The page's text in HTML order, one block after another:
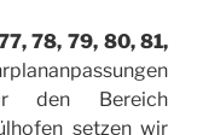
78, 79, 80, 81,
den Bereich
setzen wir